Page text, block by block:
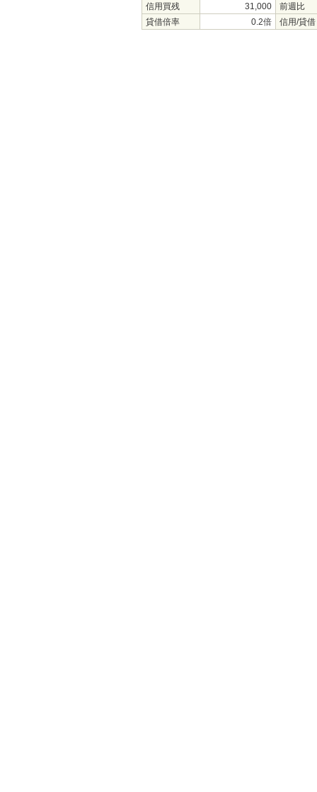
信用買残
31,000
前週比
貸借倍率
0.2倍 信用/貸借